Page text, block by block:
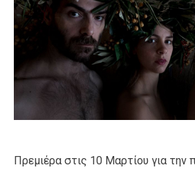
Πρεμιέρα στις 10 Μαρτίου για την